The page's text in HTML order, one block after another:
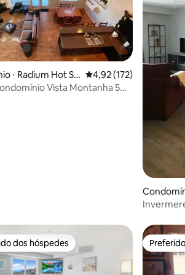
de 5, 279 avaliações
⋅ Radium Hot Sp 4,92 de uma avaliação
4,92 (172)
Vista Montanha 5
preferidos dos hóspedes
dos hóspedes